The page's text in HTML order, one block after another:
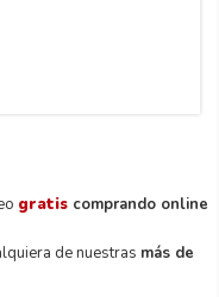
gratis comprando online
de nuestras más de